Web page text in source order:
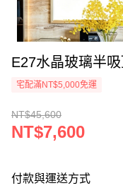
E27水晶玻璃半
宅配滿NT$5,000免運
NT$45,600
NT$7,600
付款與運送方式